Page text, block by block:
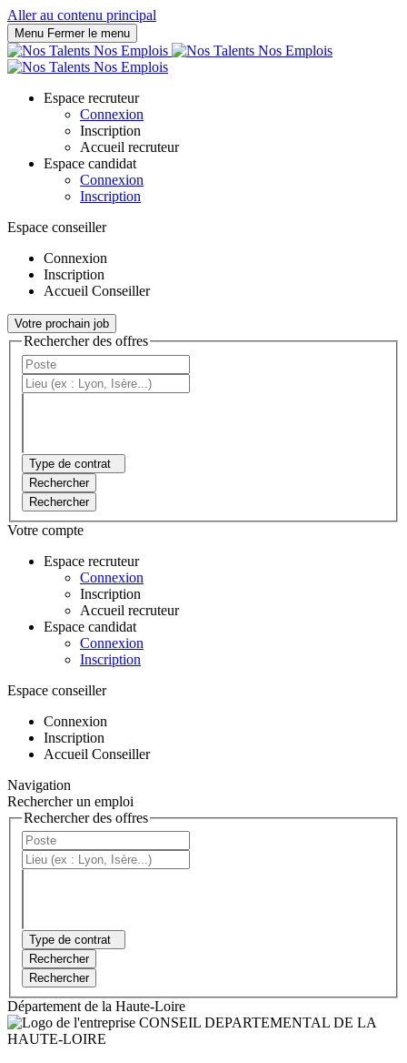
Aller au contenu principal
Menu Fermer le menu
Espace recruteur
Connexion
Inscription
Accueil recruteur
Espace candidat
Connexion
Inscription
Espace conseiller
Connexion
Inscription
Accueil Conseiller
Votre prochain job
Rechercher des offres
Type de contrat
Rechercher
Rechercher
Votre compte
Espace recruteur
Connexion
Inscription
Accueil recruteur
Espace candidat
Connexion
Inscription
Espace conseiller
Connexion
Inscription
Accueil Conseiller
Navigation
Rechercher un emploi
Rechercher des offres
Type de contrat
Rechercher
Rechercher
Département de la Haute-Loire
Panneau de gestion des cookies